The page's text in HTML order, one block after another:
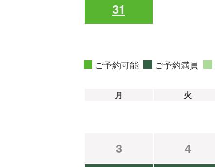
31
ご予約可能 ご予約満員
月 火
3
4